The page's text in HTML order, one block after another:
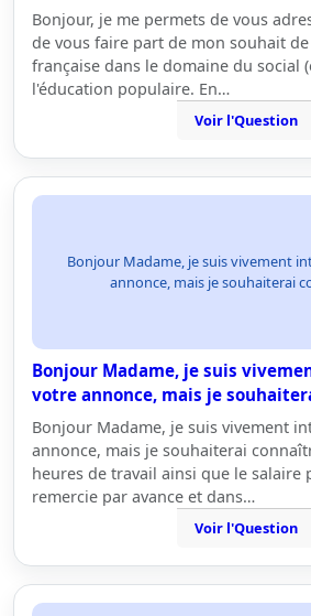
Bonjour, je me permets de vous
de vous faire part de mon souhait
française dans le domaine du social
l'éducation populaire. En…
Voir l'Question
Bonjour Madame, je suis vivement
annonce, mais je souhaiterai
Bonjour Madame, je suis
votre annonce, mais je
Bonjour Madame, je suis vivement
annonce, mais je souhaiterai
heures de travail ainsi que le salaire
remercie par avance et dans…
Voir l'Question